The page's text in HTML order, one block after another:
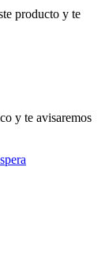
producto y te
y te avisaremos